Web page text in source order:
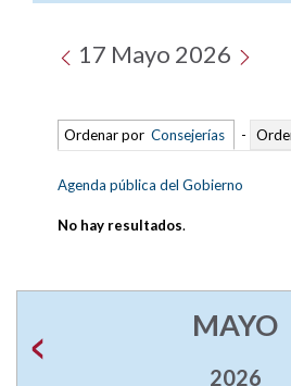
17 Mayo 2026
Ordenar por Consejerías -
Agenda pública del Gobierno
No hay resultados.
MAYO
2026